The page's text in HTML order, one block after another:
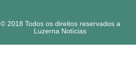
© 2018 Todos os direitos reservados a
Luzerna Notícias